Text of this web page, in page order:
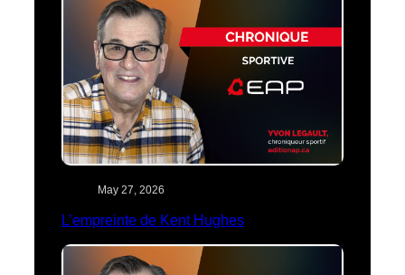
May 27, 2026
L’empreinte de Kent Hughes